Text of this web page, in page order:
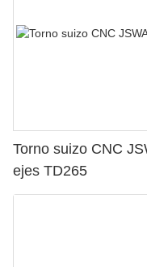
Torno suizo CNC
ejes TD265